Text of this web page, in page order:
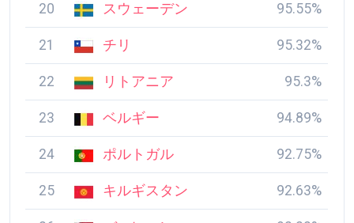
20 スウェーデン 95.55%
21 チリ 95.32%
22 リトアニア 95.3%
23 ベルギー 94.89%
24 ポルトガル 92.75%
25 キルギスタン 92.63%